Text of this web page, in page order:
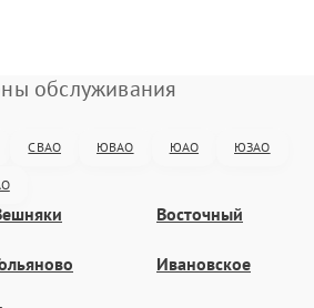
обслуживания
СВАО ЮВАО ЮАО ЮЗАО
Восточный
Ивановское